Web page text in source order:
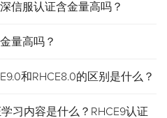
信服认证含金量高吗？
量高吗？
和RHCE8.0的区别是什么？
习内容是什么？RHCE9认证